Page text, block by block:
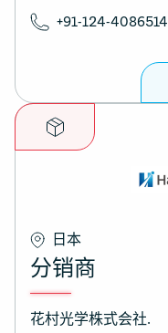
+91-124-4086514
日本
分销商
花村光学株式会社.